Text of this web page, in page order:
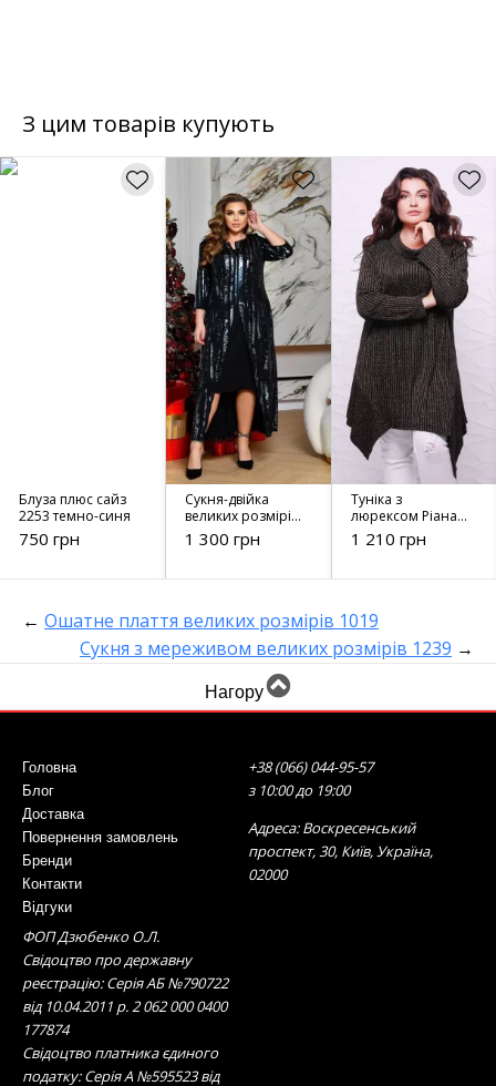
З цим товарів купують
Блуза плюс сайз
2253 темно-синя
750 грн
Сукня-двійка
великих розмірів
1944
1 300 грн
Туніка з
люрексом Ріана
золото
1 210 грн
← Ошатне плаття великих розмірів 1019
Сукня з мереживом великих розмірів 1239 →
Нагору
Головна
Блог
Доставка
Повернення замовлень
Бренди
Контакти
Відгуки
+38 (066) 044-95-57
з 10:00 до 19:00
Адреса: Воскресенський
проспект, 30, Київ, Україна,
02000
ФОП Дзюбенко О.Л.
Свідоцтво про державну
реєстрацію: Серія АБ №790722
від 10.04.2011 р. 2 062 000 0400
177874
Свідоцтво платника єдиного
податку: Серія А №595523 від